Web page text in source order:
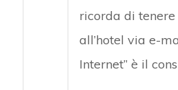
ricorda di
all’hotel via e-
Internet” è il